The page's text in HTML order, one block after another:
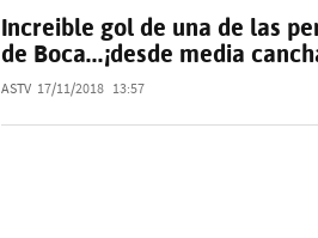
Increible gol de una de las
de Boca...¡desde media
ASTV 17/11/2018 13:57